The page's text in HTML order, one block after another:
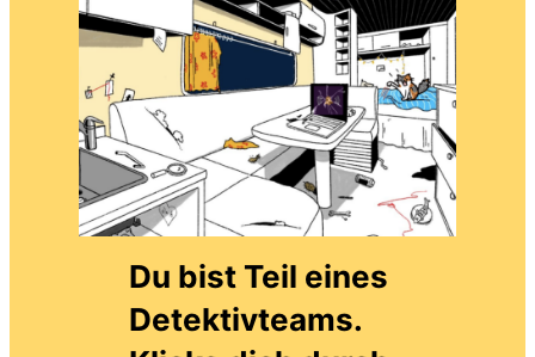
Du bist Teil eines
Detektivteams.